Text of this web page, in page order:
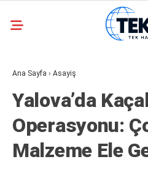
ASAYIŞ
GÜNDEM
GENEL
Ana Sayfa › Asayiş
Yalova’da
Operasyonu:
Malzeme Ele